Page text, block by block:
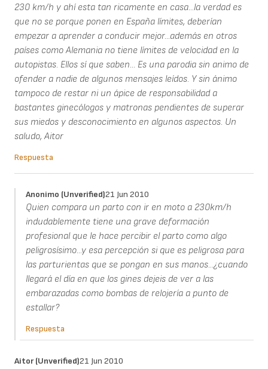
230 km/h y ahí esta tan ricamente en casa...la verdad es
que no se porque ponen en España límites, deberían
empezar a aprender a conducir mejor...además en otros
países como Alemania no tiene límites de velocidad en la
autopistas. Ellos sí que saben... Es una parodia sin animo de
ofender a nadie de algunos mensajes leídos. Y sin ánimo
tampoco de restar ni un ápice de responsabilidad a
bastantes ginecólogos y matronas pendientes de superar
sus miedos y desconocimiento en algunos aspectos. Un
saludo, Aitor
Respuesta
Anonimo (unverified)21 Jun 2010
Quien compara un parto con ir en moto a 230km/h
indudablemente tiene una grave deformación
profesional que le hace percibir el parto como algo
peligrosísimo...y esa percepción si que es peligrosa para
las parturientas que se pongan en sus manos...¿cuando
llegará el día en que los gines dejeis de ver a las
embarazadas como bombas de relojería a punto de
estallar?
Respuesta
Aitor (unverified)21 Jun 2010